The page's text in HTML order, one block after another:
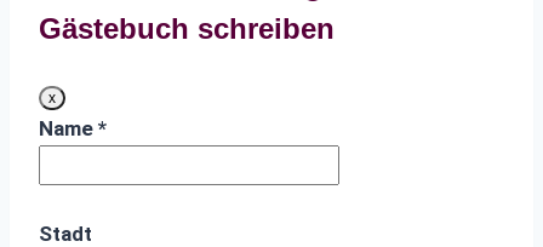
Gästebuch schreiben
xDieses
Formular
ausblenden
Name *
Stadt